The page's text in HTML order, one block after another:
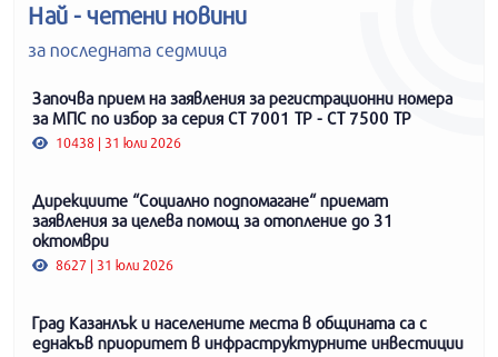
Най - четени новини
за последната седмица
Започва прием на заявления за регистрационни номера
за МПС по избор за серия СТ 7001 ТР - СТ 7500 ТР
10438 | 31 юли 2026
Дирекциите “Социално подпомагане“ приемат
заявления за целева помощ за отопление до 31
октомври
8627 | 31 юли 2026
Град Казанлък и населените места в общината са с
еднакъв приоритет в инфраструктурните инвестиции